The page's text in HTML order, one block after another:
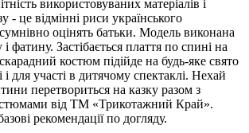
використовуваних матеріалів і
- це відмінні риси українського
оцінять батьки. Модель виконана
і фатину. Застібається плаття по спині на
костюм підійде на будь-яке свято
для участі в дитячому спектаклі. Нехай
перетвориться на казку разом з
від ТМ «Трикотажний Край».
рекомендації по догляду.